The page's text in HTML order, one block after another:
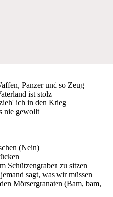
Panzer und so Zeug
ist stolz
ich in den Krieg
nie gewollt
(Nein)
Schützengraben zu sitzen
sagt, was wir müssen
Mörsergranaten (Bam, bam,